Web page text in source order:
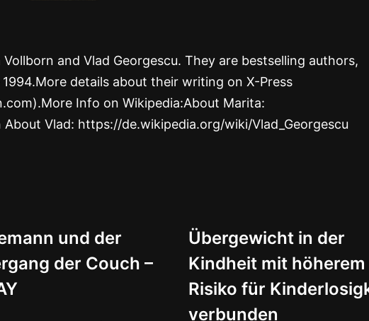
and Vlad Georgescu. They are bestselling authors,
details about their writing on X-Press
Info on Wikipedia:About Marita:
Vlad: https://de.wikipedia.org/wiki/Vlad_Georgescu
und der
der Couch –
Übergewicht in der
Kindheit mit höherem
Risiko für
verbunden